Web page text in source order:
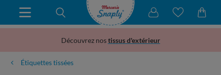
Découvrez nostissus d'extérieur
Étiquettes tissées